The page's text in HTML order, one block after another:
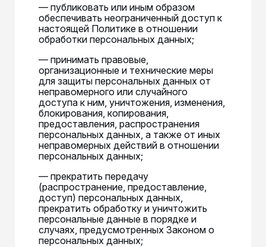
— публиковать или иным образом
обеспечивать неограниченный доступ к
настоящей Политике в отношении
обработки персональных данных;
— принимать правовые,
организационные и технические меры
для защиты персональных данных от
неправомерного или случайного
доступа к ним, уничтожения, изменения,
блокирования, копирования,
предоставления, распространения
персональных данных, а также от иных
неправомерных действий в отношении
персональных данных;
— прекратить передачу
(распространение, предоставление,
доступ) персональных данных,
прекратить обработку и уничтожить
персональные данные в порядке и
случаях, предусмотренных Законом о
персональных данных;